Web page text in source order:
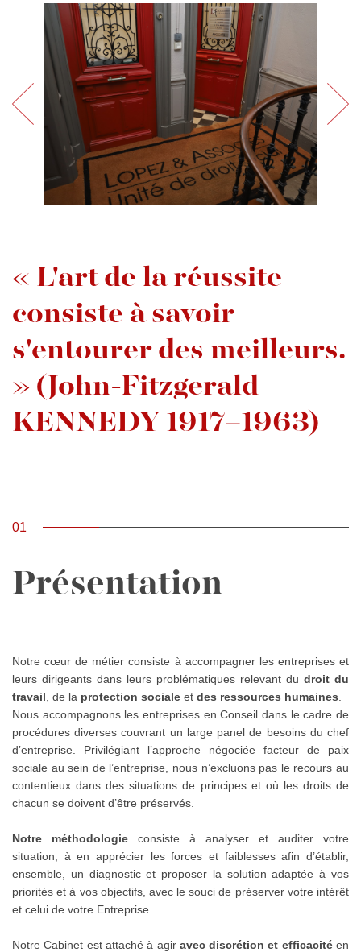
« L'art de la réussite
consiste à savoir
s'entourer des meilleurs.
» (John-Fitzgerald
KENNEDY 1917–1963)
01
Présentation
Notre cœur de métier consiste à accompagner les entreprises et
leurs dirigeants dans leurs problématiques relevant du droit du
travail , de la protection sociale et des ressources humaines
Nous accompagnons les entreprises en Conseil dans le cadre de
procédures diverses couvrant un large panel de besoins du chef
d’entreprise. Privilégiant l’approche négociée facteur de paix
sociale au sein de l’entreprise, nous n’excluons pas le recours au
contentieux dans des situations de principes et où les droits de
chacun se doivent d’être préservés.
Notre méthodologie consiste à analyser et auditer votre
situation, à en apprécier les forces et faiblesses afin d’établir,
ensemble, un diagnostic et proposer la solution adaptée à vos
priorités et à vos objectifs, avec le souci de préserver votre intérêt
et celui de votre Entreprise.
Notre Cabinet est attaché à agir avec discrétion et efficacitéen